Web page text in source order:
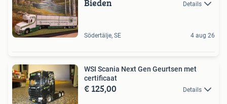
Bieden Details
Södertälje, SE 4 aug 26
WSI Scania Next Gen Geurtsen met
certificaat
€ 125,00 Details